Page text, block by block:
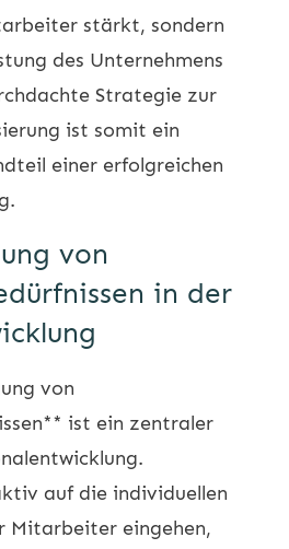
stärkt, sondern
des Unternehmens
Strategie zur
ist somit ein
einer erfolgreichen
von
in der
von
ist ein zentraler
auf die individuellen
Mitarbeiter eingehen,